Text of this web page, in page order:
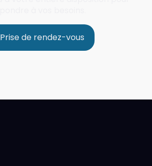
Prise de rendez-vous